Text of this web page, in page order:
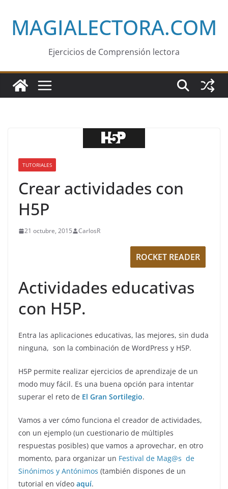
contenido
MAGIALECTORA.COM
Ejercicios de Comprensión lectora
TUTORIALES
Crear actividades con
H5P
21 octubre, 2015 CarlosR
ROCKET READER
Actividades educativas
con H5P.
Entra las aplicaciones educativas, las mejores, sin duda
ninguna, son la combinación de WordPress y H5P.
H5P permite realizar ejercicios de aprendizaje de un
modo muy fácil. Es una buena opción para intentar
superar el reto de El Gran Sortilegio.
Vamos a ver cómo funciona el creador de actividades,
con un ejemplo (un cuestionario de múltiples
respuestas posibles) que vamos a aprovechar, en otro
momento, para organizar un Festival de Mag@s de
Sinónimos y Antónimos (también dispones de un
tutorial en vídeo aquí.